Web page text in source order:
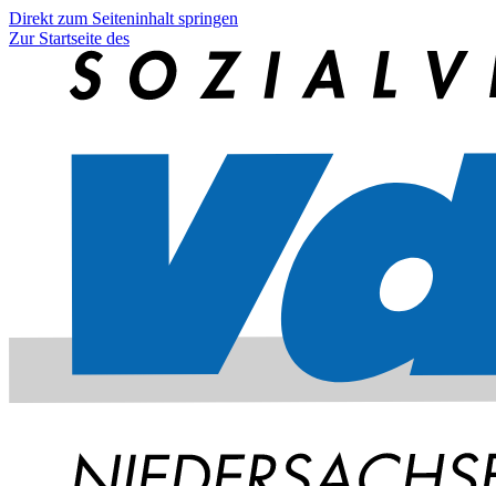
Direkt zum Seiteninhalt springen
Zur Startseite des